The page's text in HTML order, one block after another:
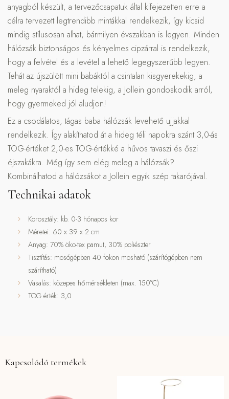
anyagból készült, a tervezőcsapatuk által kifejezetten erre a
célra tervezett legtrendibb mintákkal rendelkezik, így kicsid
mindig stílusosan alhat, bármilyen évszakban is legyen. Minden
hálózsák biztonságos és kényelmes cipzárral is rendelkezik,
hogy a felvétel és a levétel a lehető legegyszerűbb legyen.
Tehát az újszülött mini babáktól a csintalan kisgyerekekig, a
meleg nyaraktól a hideg telekig, a Jollein gondoskodik arról,
hogy gyermeked jól aludjon!
Ez a csodálatos, tágas baba hálózsák levehető ujjakkal
rendelkezik. Így alakíthatod át a hideg téli napokra szánt 3,0-ás
TOG-értéket 2,0-es TOG-értékké a hűvös tavaszi és őszi
éjszakákra. Még így sem elég meleg a hálózsák?
Kombinálhatod a hálózsákot a Jollein egyik szép takarójával.
Technikai adatok
Korosztály: kb. 0-3 hónapos kor
Méretei: 60 x 39 x 2 cm
Anyag: 70% öko-tex pamut, 30% poliészter
Tisztítás: mosógépben 40 fokon mosható (szárítógépben nem
szárítható)
Vasalás: közepes hőmérsékleten (max. 150°C)
TOG érték: 3,0
Kapcsolódó termékek